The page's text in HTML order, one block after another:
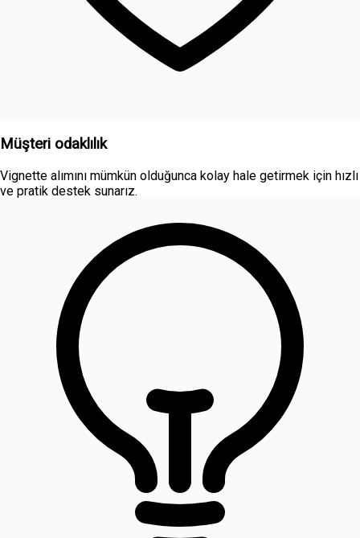
Müşteri odaklılık
Vignette alımını mümkün olduğunca kolay hale getirmek için hızlı
ve pratik destek sunarız.